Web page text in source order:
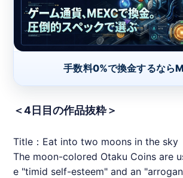
手数料0%で換金するなら
＜4日目の作品抜粋＞
Title：Eat into two moons in the sky
The moon-colored Otaku Coins are
e "timid self-esteem" and an